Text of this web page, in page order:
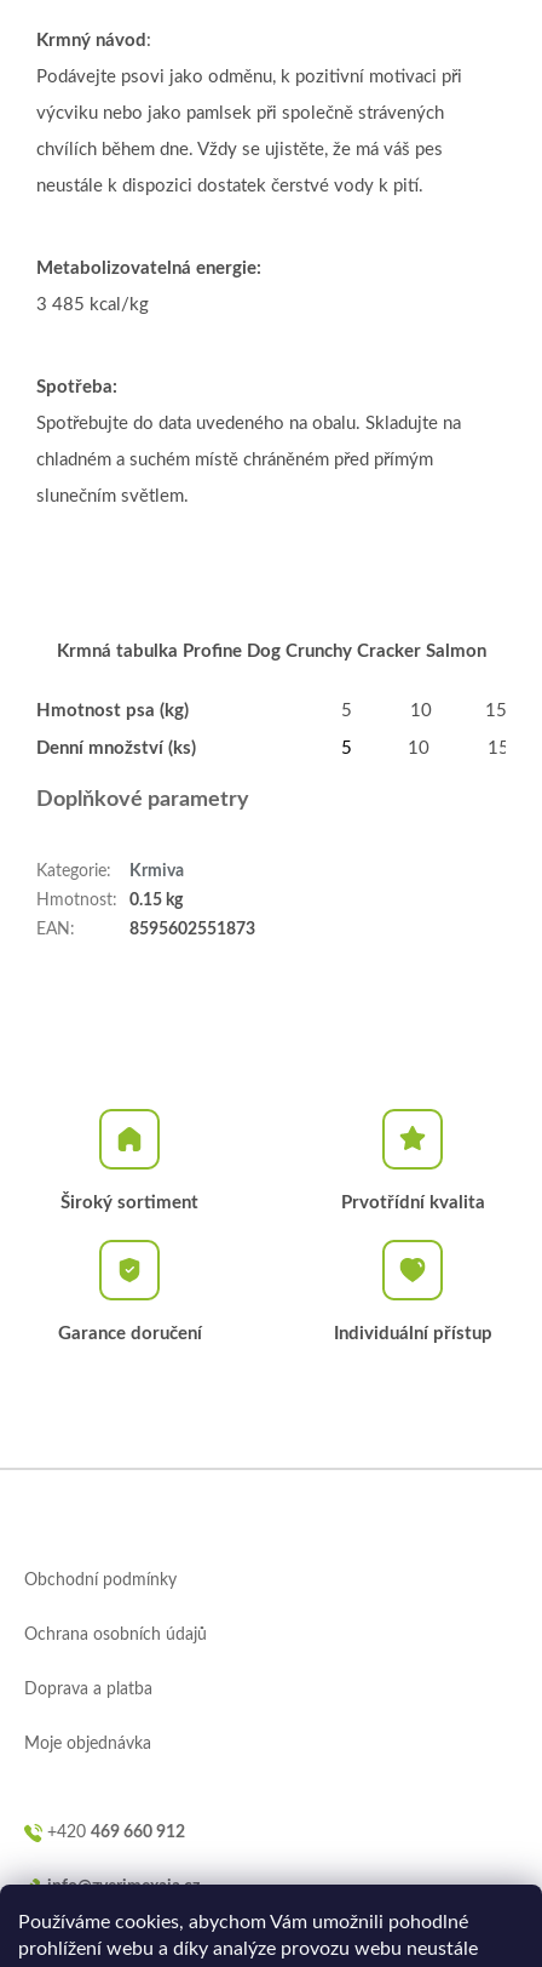
Používáme cookies, abychom Vám umožnili pohodlné
prohlížení webu a díky analýze provozu webu neustále
Krmný návod :
Podávejte psovi jako odměnu, k pozitivní motivaci při
výcviku nebo jako pamlsek při společně strávených
chvílích během dne. Vždy se ujistěte, že má váš pes
neustále k dispozici dostatek čerstvé vody k pití.
Metabolizovatelná energie:
3 485 kcal/kg
Spotřeba:
Spotřebujte do data uvedeného na obalu. Skladujte na
chladném a suchém místě chráněném před přímým
slunečním světlem.
Krmná tabulka Profine Dog Crunchy Cracker Salmon
Hmotnost psa (kg) 5 10 15
Denní množství (ks) 5 10 15
Doplňkové parametry
Kategorie:
Krmiva
Hmotnost:
0.15 kg
EAN : 8595602551873
Široký sortiment Prvotřídní kvalita
Garance doručení Individuální přístup
Obchodní podmínky
Ochrana osobních údajů
Doprava a platba
Moje objednávka
+420 469 660 912
info@zverimexaja.cz